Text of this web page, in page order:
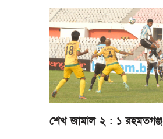
শেখ জামাল ২ : ১ রহমতগঞ্জ